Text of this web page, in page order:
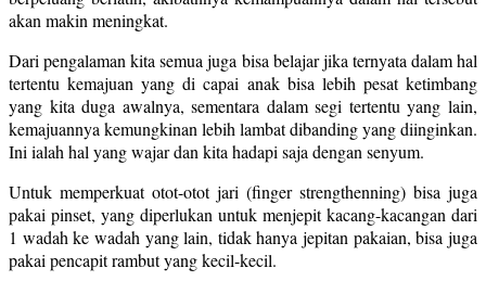
akan makin meningkat.
Dari pengalaman kita semua juga bisa belajar jika ternyata dalam hal
tertentu kemajuan yang di capai anak bisa lebih pesat ketimbang
yang kita duga awalnya, sementara dalam segi tertentu yang lain,
kemajuannya kemungkinan lebih lambat dibanding yang diinginkan.
Ini ialah hal yang wajar dan kita hadapi saja dengan senyum.
Untuk memperkuat otot-otot jari (finger strengthenning) bisa juga
pakai pinset, yang diperlukan untuk menjepit kacang-kacangan dari
1 wadah ke wadah yang lain, tidak hanya jepitan pakaian, bisa juga
pakai pencapit rambut yang kecil-kecil.